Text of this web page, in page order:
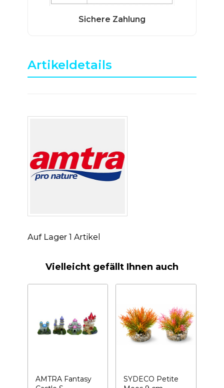
Artikeldetails
Auf Lager 1 Artikel
Vielleicht gefällt Ihnen auch
AMTRA Fantasy
SYDECO Petite